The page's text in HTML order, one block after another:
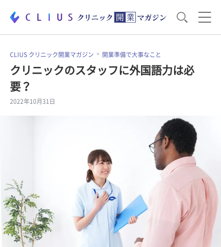
お役立ち資料 運営・経営のポイント
開業医のリアル
医療機器・事務機器
CLIUS クリニック開業マガジン 開業準備で大事なこと
クリニックのスタッフに外国語力は必
要？
2022年10月31日